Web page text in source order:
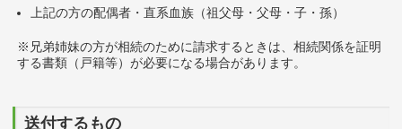
上記の方の配偶者・直系血族（祖父母・父母・子・孫）
※兄弟姉妹の方が相続のために請求するときは、相続関係を証明
する書類（戸籍等）が必要になる場合があります。
送付するもの